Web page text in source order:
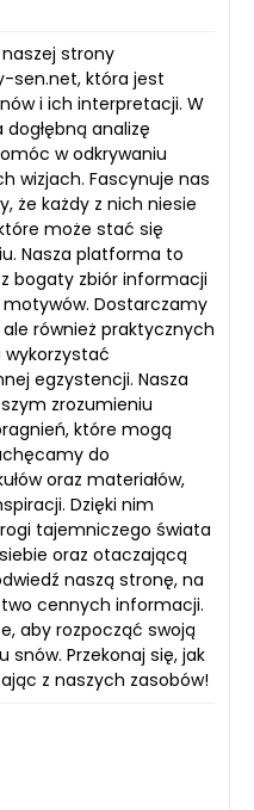
strony
sen.net, która jest
i ich interpretacji. W
analizę
w odkrywaniu
wizjach. Fascynuje nas
że każdy z nich niesie
może stać się
Nasza platforma to
bogaty zbiór informacji
Dostarczamy
również praktycznych
wykorzystać
egzystencji. Nasza
zrozumieniu
które mogą
do
oraz materiałów,
Dzięki nim
tajemniczego świata
oraz otaczającą
naszą stronę, na
cennych informacji.
aby rozpocząć swoją
snów. Przekonaj się, jak
z naszych zasobów!